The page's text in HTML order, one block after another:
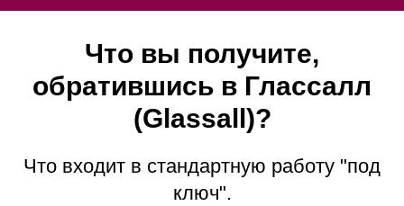
Что вы получите,
обратившись в Глассалл
(Glassall)?
Что входит в стандартную работу "под
ключ".